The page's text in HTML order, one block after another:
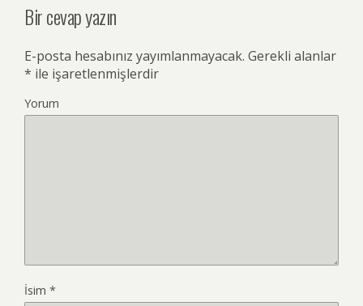
Bir cevap yazın
E-posta hesabınız yayımlanmayacak. Gerekli alanlar
* ile işaretlenmişlerdir
Yorum
İsim *